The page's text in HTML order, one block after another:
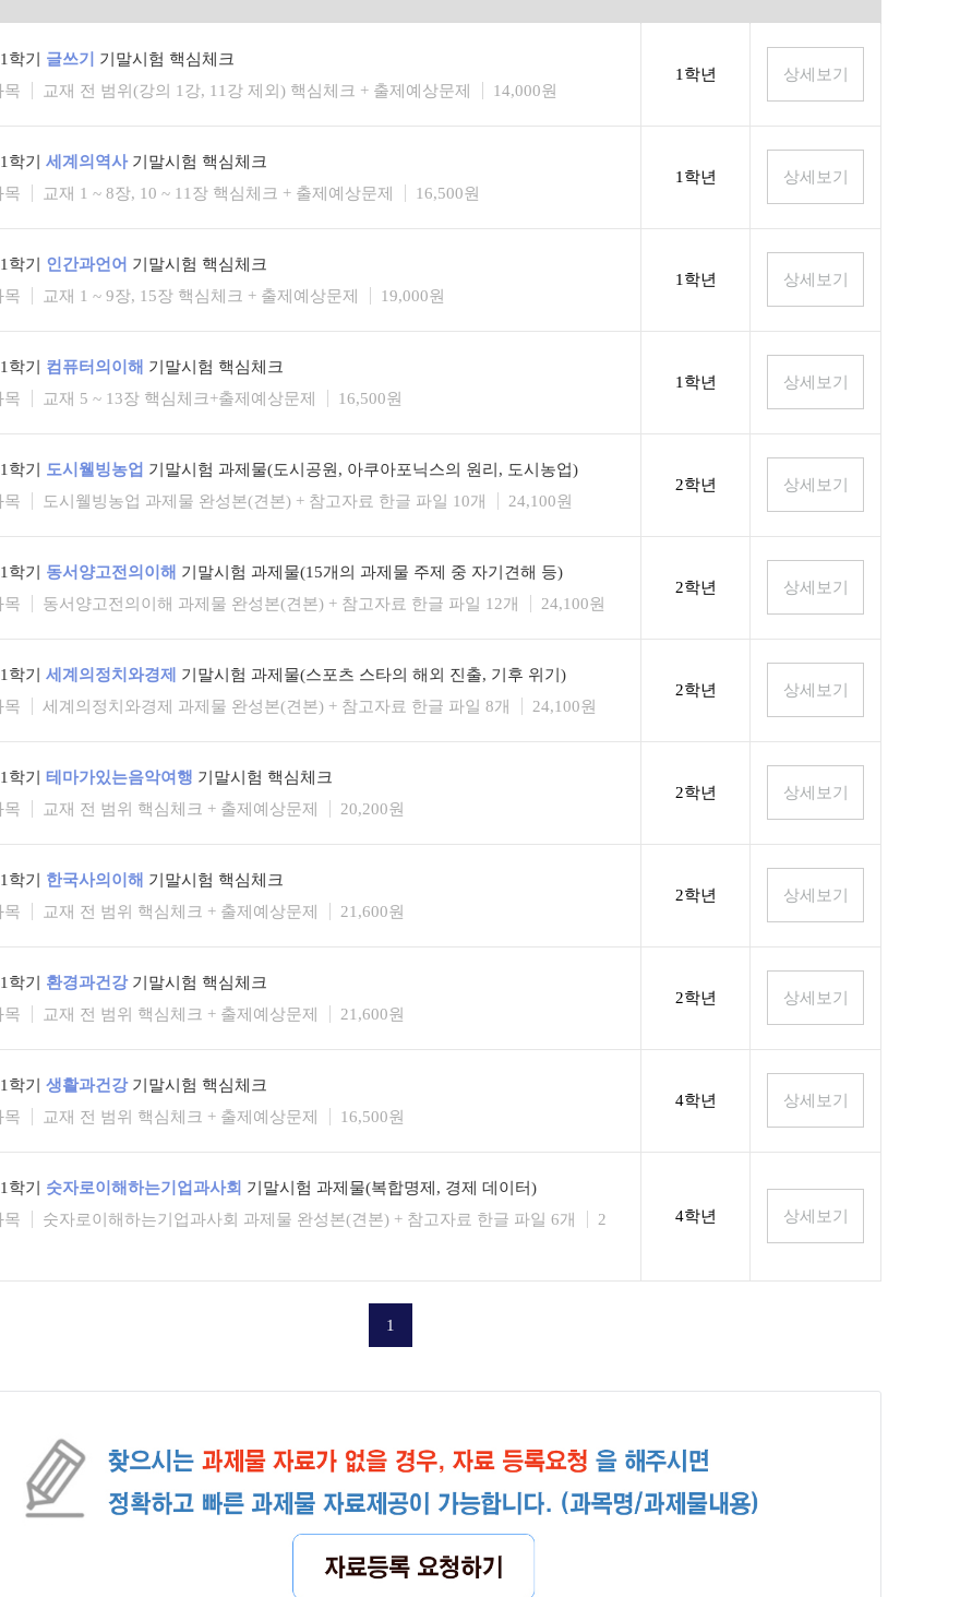
학기 글쓰기
기말시험 핵심체크
목
교재 전 범위(강의 1강, 11강 제외) 핵심체크 + 출제예상문제 14,000원
1학년
학기 세계의역사기말시험 핵심체크
목
교재 1 ~ 8장, 10 ~ 11장 핵심체크 + 출제예상문제 16,500원
1학년
학기 인간과언어 기말시험 핵심체크
목
교재 1 ~ 9장, 15장 핵심체크 + 출제예상문제 19,000원
1학년
학기 컴퓨터의이해 기말시험 핵심체크
목
교재 5 ~ 13장 핵심체크+출제예상문제 16,500원
1학년
학기 도시웰빙농업 기말시험 과제물(도시공원, 아쿠아포닉스의 원리, 도시농업)
목
도시웰빙농업 과제물 완성본(견본) + 참고자료 한글 파일 10개 24,100원
2학년
학기 동서양고전의이해 기말시험 과제물(15개의 과제물 주제 중 자기견해 등)
목
동서양고전의이해 과제물 완성본(견본) + 참고자료 한글 파일 12개 24,100원
2학년
학기 세계의정치와경제
기말시험 과제물(스포츠 스타의 해외 진출, 기후 위기)
목
세계의정치와경제 과제물 완성본(견본) + 참고자료 한글 파일 8개 24,100원
2학년
학기 테마가있는음악여행 기말시험 핵심체크
목
교재 전 범위 핵심체크 + 출제예상문제 20,200원
2학년
학기 한국사의이해 기말시험 핵심체크
목
교재 전 범위 핵심체크 + 출제예상문제 21,600원
2학년
학기 환경과건강기말시험 핵심체크
목
교재 전 범위 핵심체크 + 출제예상문제 21,600원
2학년
학기 생활과건강기말시험 핵심체크
목
교재 전 범위 핵심체크 + 출제예상문제 16,500원
4학년
학기 숫자로이해하는기업과사회 기말시험 과제물(복합명제, 경제 데이터)
목
숫자로이해하는기업과사회 과제물 완성본(견본) + 참고자료 한글 파일 6개
2
4학년